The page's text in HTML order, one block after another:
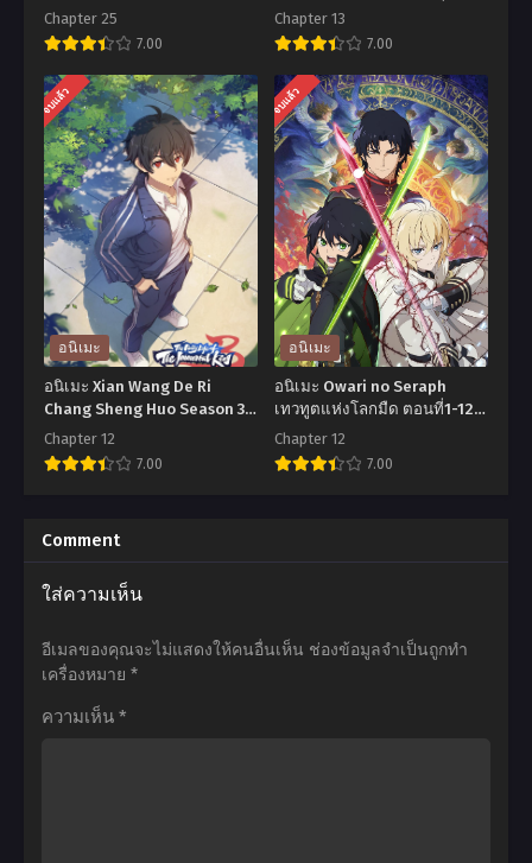
Seikatsu Season 2 รีเซทชีวิต
ฝ่าวิกฤตต่างโลก ตอนที่1-25 ซับ
ไทย
Chapter 25
7.00
อ
นิ
เมะ
Re:Zero
kara
Hajimeru
Isekai
Seikatsu Season
2
รี
เซ
ทชี
วิต
วิกฤต
ต่าง
โลก
ที่1-
ซับ
999 กับยามาดะคุง ตอนที่1-13
ซับไทย
Chapter 13
7.00
อ
นิ
เมะ
Yamada-
kun
to
Lv999
no
Koi
wo
Suru
รัก
สุด
กับ
ดะ
จบแล้ว
อนิเมะ
อนิเมะ Xian Wang De Ri
Chang Sheng Huo Season 3
ชีวิตประจำวันของราชาแห่ง
เซียน ภาค 3 ตอนที่1-12 พากย์
ไทย+ซับไทย
Chapter 12
7.00
นิ
เมะ
Xian
De
Chang
จบแล้ว
อนิเมะ
อนิเมะ Owari no Seraph
เทวทูตแห่งโลกมืด ตอนที่1-12
ซับไทย
Chapter 12
7.00
เมะ
no
Comment
ใส่ความเห็น
อีเมลของคุณจะไม่แสดงให้คนอื่นเห็น ช่องข้อมูลจำเป็นถูกทำ
เครื่องหมาย *
ความเห็น *